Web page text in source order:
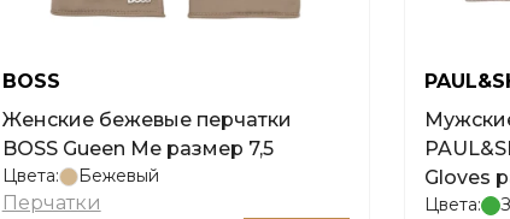
BOSS
Женские бежевые перчатки
BOSS Gueen Me размер 7,5
Цвета: Бежевый
Перчатки
Gloves
Цвета: